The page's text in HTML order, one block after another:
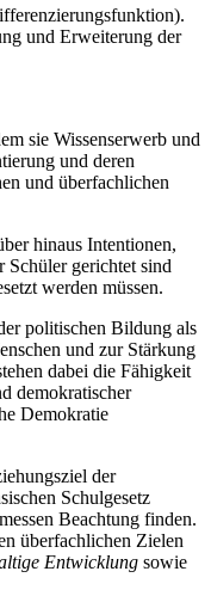
und Erweiterung der
sie Wissenserwerb und
und deren
und überfachlichen
hinaus Intentionen,
Schüler gerichtet sind
werden müssen.
politischen Bildung als
und zur Stärkung
dabei die Fähigkeit
demokratischer
Demokratie
der
Schulgesetz
Beachtung finden.
überfachlichen Zielen
Entwicklung sowie